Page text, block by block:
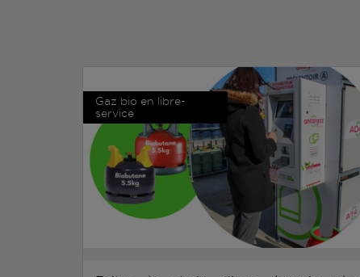
Gaz bio en libre-
service